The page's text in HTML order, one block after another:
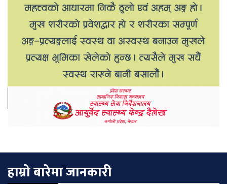
हाम्रो बारेमा जानकारी